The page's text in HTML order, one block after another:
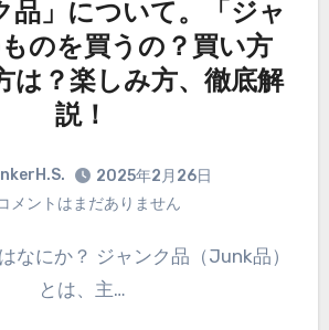
品」について。「ジャ
のを買うの？買い方
は？楽しみ方、徹底解
説！
2025年2月26日
メントはまだありません
とは、主…